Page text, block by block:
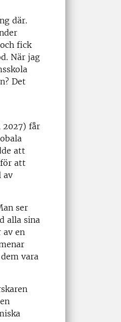
där.
fick
När jag
Det
2027) får
att
att
av
ser
alla sina
av en
vara